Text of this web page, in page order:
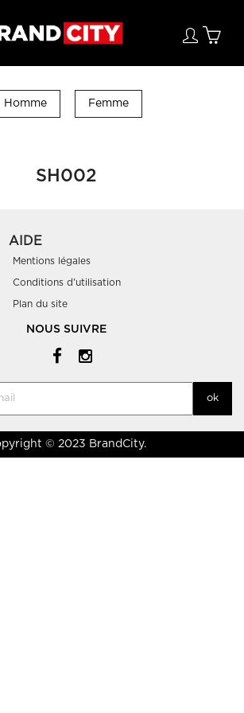
Homme Femme
SH002
AIDE
Mentions légales
Conditions d'utilisation
Plan du site
NOUS SUIVRE
© 2023 BrandCity.